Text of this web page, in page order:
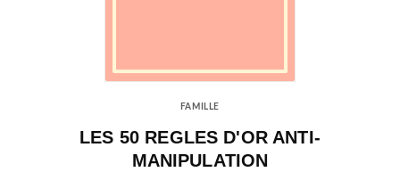
FAMILLE
LES 50 REGLES D'OR ANTI-
MANIPULATION